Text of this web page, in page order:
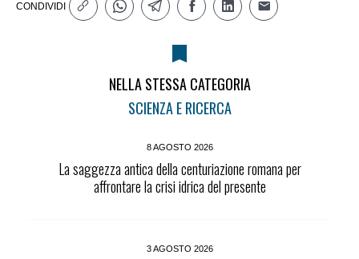
CONDIVIDI
NELLA STESSA CATEGORIA
SCIENZA E RICERCA
8 AGOSTO 2026
La saggezza antica della centuriazione romana per
affrontare la crisi idrica del presente
3 AGOSTO 2026